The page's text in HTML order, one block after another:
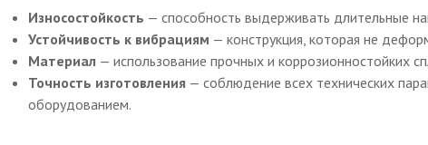
Износостойкость — способность выдерживать длительные
Устойчивость к вибрациям — конструкция, которая не
Материал — использование прочных и коррозионностойких
Точность изготовления — соблюдение всех технических
оборудованием.